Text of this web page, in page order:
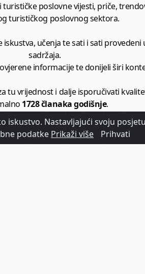
poslovne vijesti, priče,
turističkog poslovnog sektora.
učenja te sati i sati
sadržaja.
informacije te donijeli širi
tu vrijednost i dalje isporučivati
1728 članaka godišnje.
iz poslovnog svijeta
Nastavljajući svoju
podatke Prikaži više Prihvati